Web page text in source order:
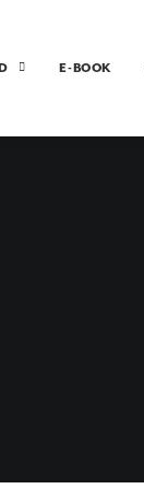
E-BOOK